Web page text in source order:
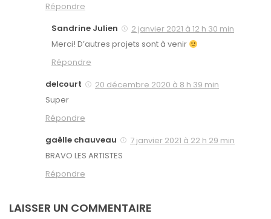
Répondre
Sandrine Julien
2 janvier 2021 à 12 h 30 min
Merci! D’autres projets sont à venir
Répondre
delcourt
20 décembre 2020 à 8 h 39 min
Super
Répondre
gaêlle chauveau
7 janvier 2021 à 22 h 29 min
BRAVO LES ARTISTES
Répondre
LAISSER UN COMMENTAIRE